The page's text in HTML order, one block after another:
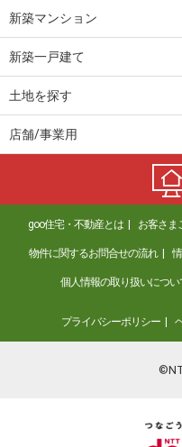
新築マンション
新築一戸建て
土地を探す
店舗/事業用
goo住宅・不動産とは お客さま
物件に関するお問合せの流れ
個人情報の取り扱いについ
プライバシーポリシー